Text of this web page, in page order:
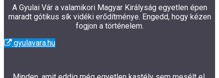
A Gyulai Vár a valamikori Magyar Királyság egyetlen épen
maradt gótikus sík vidéki erődítménye. Engedd, hogy kézen
fogjon a történelem.
gyulavara.hu